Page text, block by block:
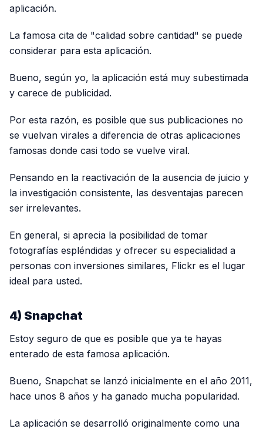
aplicación.
La famosa cita de "calidad sobre cantidad" se puede
considerar para esta aplicación.
Bueno, según yo, la aplicación está muy subestimada
y carece de publicidad.
Por esta razón, es posible que sus publicaciones no
se vuelvan virales a diferencia de otras aplicaciones
famosas donde casi todo se vuelve viral.
Pensando en la reactivación de la ausencia de juicio y
la investigación consistente, las desventajas parecen
ser irrelevantes.
En general, si aprecia la posibilidad de tomar
fotografías espléndidas y ofrecer su especialidad a
personas con inversiones similares, Flickr es el lugar
ideal para usted.
4) Snapchat
Estoy seguro de que es posible que ya te hayas
enterado de esta famosa aplicación.
Bueno, Snapchat se lanzó inicialmente en el año 2011,
hace unos 8 años y ha ganado mucha popularidad.
La aplicación se desarrolló originalmente como una